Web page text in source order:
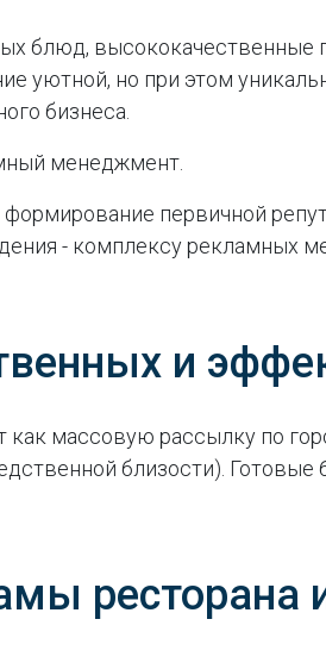
блюд, высококачественные
уютной, но при этом
бизнеса.
менеджмент.
первичной
- комплексу рекламных
и
массовую рассылку по
близости).
ресторана